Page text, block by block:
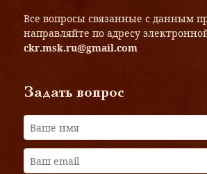
Все вопросы связанные с данным
направляйте по адресу
ckr.msk.ru@gmail.com
Задать вопрос